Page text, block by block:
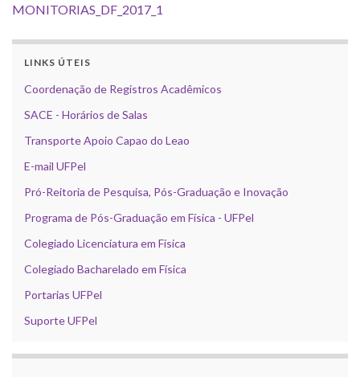
MONITORIAS_DF_2017_1
LINKS ÚTEIS
Coordenação de Registros Acadêmicos
SACE - Horários de Salas
Transporte Apoio Capao do Leao
E-mail UFPel
Pró-Reitoria de Pesquisa, Pós-Graduação e Inovação
Programa de Pós-Graduação em Física - UFPel
Colegiado Licenciatura em Física
Colegiado Bacharelado em Física
Portarias UFPel
Suporte UFPel